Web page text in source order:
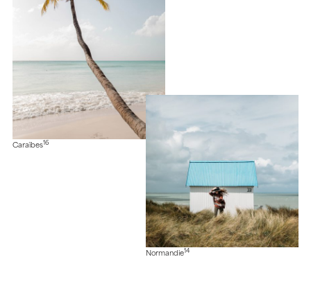
Caraïbes16
Normandie14